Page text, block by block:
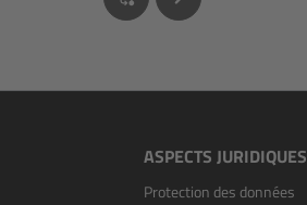
ASPECTS JURIDIQUES
Protection des données